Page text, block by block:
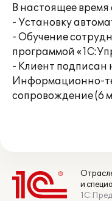
В настоящее
- Установку
- Обучение
программой
- Клиент подписан
Информационно-
сопровождение (6
и